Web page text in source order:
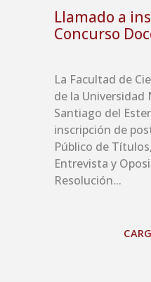
Llamado a
Concurso
La Facultad de
de la Universidad
Santiago del
inscripción de
Público de
Entrevista y
Resolución...